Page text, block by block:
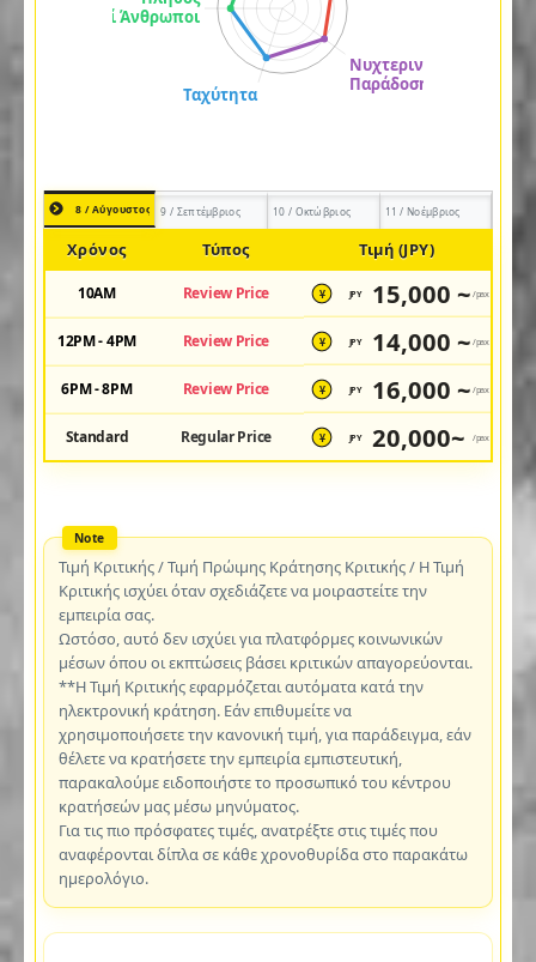
8 / Αύγουστος 9 / Σεπτέμβριος 10 / Οκτώβριος 11 / Νοέμβριος
Χρόνος Τύπος Τιμή (JPY)
10AM Review Price ¥ JPY 15,000 ~ /pax
12PM - 4PM Review Price ¥ JPY 14,000 ~ /pax
6PM - 8PM Review Price ¥ JPY 16,000 ~ /pax
Standard Regular Price ¥ JPY 20,000~ /pax
Τιμή Κριτικής / Τιμή Πρώιμης Κράτησης Κριτικής / Η Τιμή
Κριτικής ισχύει όταν σχεδιάζετε να μοιραστείτε την
εμπειρία σας.
Ωστόσο, αυτό δεν ισχύει για πλατφόρμες κοινωνικών
μέσων όπου οι εκπτώσεις βάσει κριτικών απαγορεύονται.
**Η Τιμή Κριτικής εφαρμόζεται αυτόματα κατά την
ηλεκτρονική κράτηση. Εάν επιθυμείτε να
χρησιμοποιήσετε την κανονική τιμή, για παράδειγμα, εάν
θέλετε να κρατήσετε την εμπειρία εμπιστευτική,
παρακαλούμε ειδοποιήστε το προσωπικό του κέντρου
κρατήσεών μας μέσω μηνύματος.
Για τις πιο πρόσφατες τιμές, ανατρέξτε στις τιμές που
αναφέρονται δίπλα σε κάθε χρονοθυρίδα στο παρακάτω
ημερολόγιο.